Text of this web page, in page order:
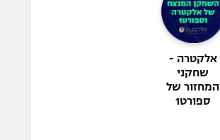
אלקטרה -
שחקני
המחזור של
ספורט1